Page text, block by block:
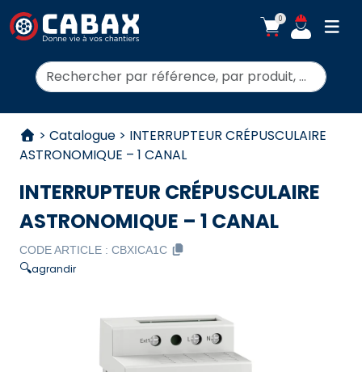
0
Rechercher:
> Catalogue > INTERRUPTEUR CRÉPUSCULAIRE
ASTRONOMIQUE – 1 CANAL
INTERRUPTEUR CRÉPUSCULAIRE
ASTRONOMIQUE – 1 CANAL
CODE ARTICLE : CBXICA1C
🔍